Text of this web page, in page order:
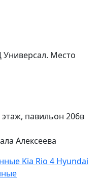
Универсал. Место
павильон 206в
Алексеева
Kia Rio 4 Hyundai